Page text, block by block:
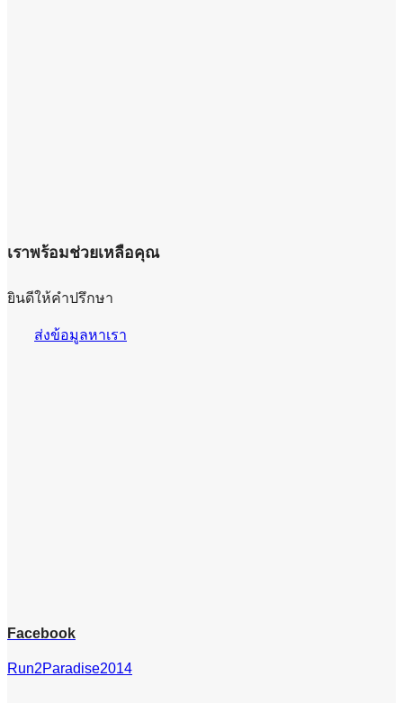
เราพร้อมช่วยเหลือคุณ
ยินดีให้คำปรึกษา
ส่งข้อมูลหาเรา
Facebook
Run2Paradise2014